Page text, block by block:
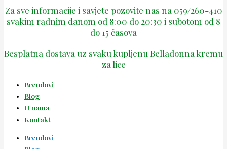
Za sve informacije i savjete pozovite nas na 059/260-410
svakim radnim danom od 8:00 do 20:30 i subotom od 8
do 15 časova
Besplatna dostava uz svaku kupljenu Belladonna kremu
za lice
Brendovi
Blog
O nama
Kontakt
Brendovi